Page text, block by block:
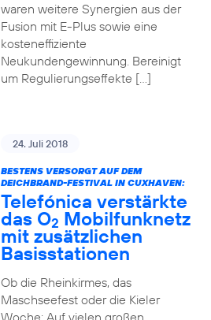
waren weitere Synergien aus der
Fusion mit E-Plus sowie eine
kosteneffiziente
Neukundengewinnung. Bereinigt
um Regulierungseffekte […]
24. Juli 2018
BESTENS VERSORGT AUF DEM
DEICHBRAND-FESTIVAL IN CUXHAVEN:
Telefónica verstärkte
das O2 Mobilfunknetz
mit zusätzlichen
Basisstationen
Ob die Rheinkirmes, das
Maschseefest oder die Kieler
Woche: Auf vielen großen